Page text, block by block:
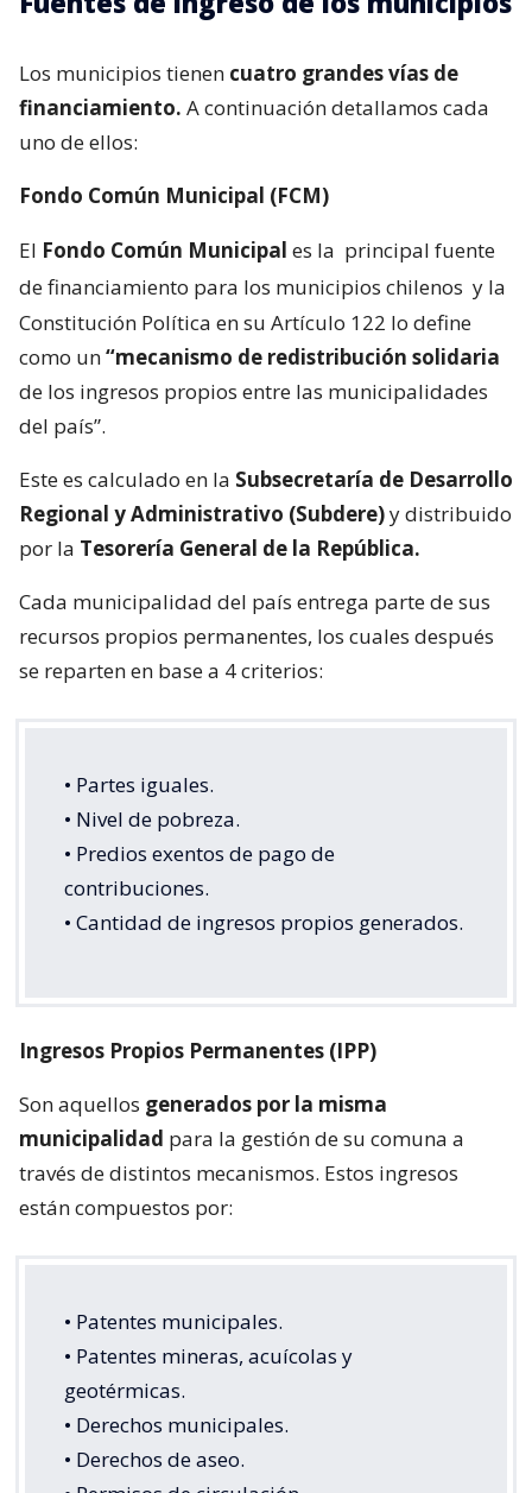
Los municipios tienen cuatro grandes vías de
financiamiento. A continuación detallamos cada
uno de ellos:
Fondo Común Municipal (FCM)
El Fondo Común Municipal es la principal fuente
de financiamiento para los municipios chilenos y la
Constitución Política en su Artículo 122 lo define
como un“mecanismo de redistribución solidaria
de los ingresos propios entre las municipalidades
del país”.
Este es calculado en la Subsecretaría de Desarrollo
Regional y Administrativo (Subdere)y distribuido
por la Tesorería General de la República.
Cada municipalidad del país entrega parte de sus
recursos propios permanentes, los cuales después
se reparten en base a 4 criterios:
• Partes iguales.
• Nivel de pobreza.
• Predios exentos de pago de
contribuciones.
• Cantidad de ingresos propios generados.
Ingresos Propios Permanentes (IPP)
Son aquellos generados por la misma
municipalidad para la gestión de su comuna a
través de distintos mecanismos. Estos ingresos
están compuestos por:
• Patentes municipales.
• Patentes mineras, acuícolas y
geotérmicas.
• Derechos municipales.
• Derechos de aseo.